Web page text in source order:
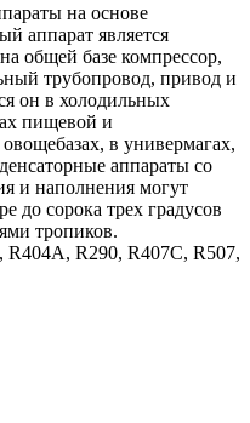
на основе
аппарат является
общей базе компрессор,
трубопровод, привод и
он в холодильных
пищевой и
в универмагах,
аппараты со
и наполнения могут
до сорока трех градусов
тропиков.
R404A, R290, R407C, R507,